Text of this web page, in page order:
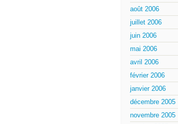
août 2006
juillet 2006
juin 2006
mai 2006
avril 2006
février 2006
janvier 2006
décembre 2005
novembre 2005